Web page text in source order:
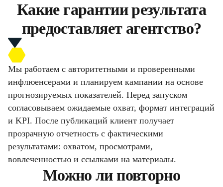
Какие гарантии результата
предоставляет агентство?
Мы работаем с авторитетными и проверенными
инфлюенсерами и планируем кампании на основе
прогнозируемых показателей. Перед запуском
согласовываем ожидаемые охват, формат интеграций
и KPI. После публикаций клиент получает
прозрачную отчетность с фактическими
результатами: охватом, просмотрами,
вовлеченностью и ссылками на материалы.
Можно ли повторно